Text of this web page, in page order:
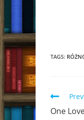
TAGS:
Read
articles
One